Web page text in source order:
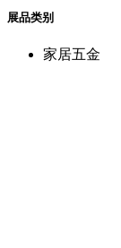
展品类别
家居五金